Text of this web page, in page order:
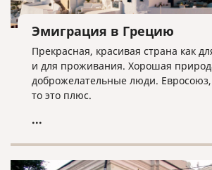
Эмиграция в Грецию
Прекрасная, красивая страна как
и для проживания. Хорошая
доброжелательные люди. Евросоюз,
то это плюс.
...